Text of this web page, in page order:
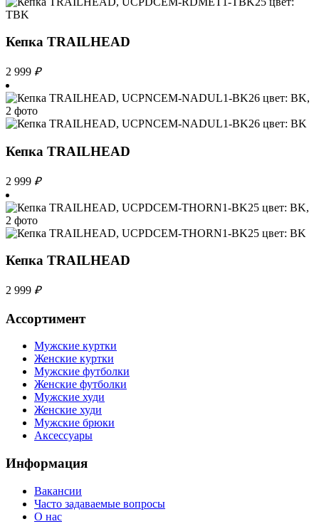
Кепка TRAILHEAD
2 999 ₽
Кепка TRAILHEAD
2 999 ₽
Кепка TRAILHEAD
2 999 ₽
Ассортимент
Мужские куртки
Женские куртки
Мужские футболки
Женские футболки
Мужские худи
Женские худи
Мужские брюки
Аксессуары
Информация
Вакансии
Часто задаваемые вопросы
О нас